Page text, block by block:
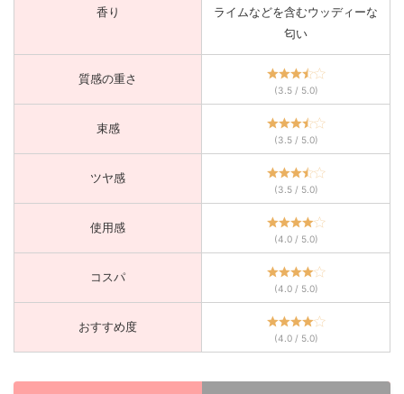
香り
ライムなどを含むウッディーな
匂い
質感の重さ
(3.5 / 5.0)
束感
(3.5 / 5.0)
ツヤ感
(3.5 / 5.0)
使用感
(4.0 / 5.0)
コスパ
(4.0 / 5.0)
おすすめ度
(4.0 / 5.0)